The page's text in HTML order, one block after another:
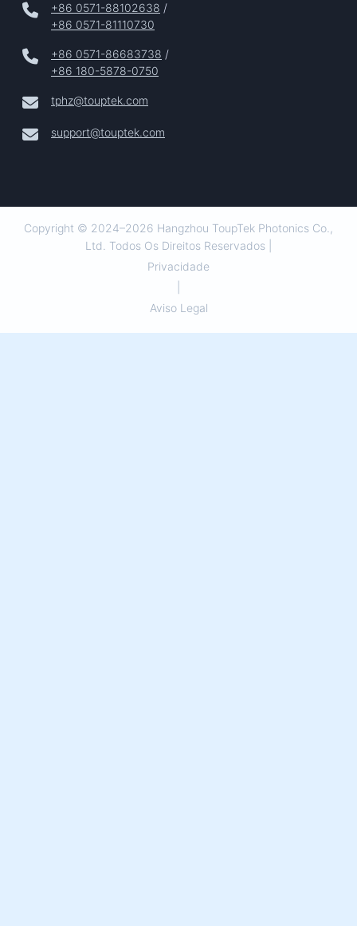
+86 0571-88102638 /
+86 0571-81110730
+86 0571-86683738 /
+86 180-5878-0750
tphz@touptek.com
support@touptek.com
Copyright © 2024–2026 Hangzhou ToupTek Photonics Co.,
Ltd. Todos Os Direitos Reservados |
Privacidade
Aviso Legal